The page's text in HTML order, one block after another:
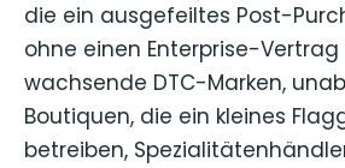
die ein ausgefeiltes Post-
ohne einen Enterprise-
wachsende DTC-Marken,
Boutiquen, die ein kleines
betreiben,